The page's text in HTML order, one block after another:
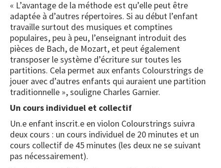
« L’avantage de la méthode est qu’elle peut être
adaptée à d’autres répertoires. Si au début l’enfant
travaille surtout des musiques et comptines
populaires, peu à peu, l’enseignant introduit des
pièces de Bach, de Mozart, et peut également
transposer le système d’écriture sur toutes les
partitions. Cela permet aux enfants Colourstrings de
jouer avec d’autres enfants qui auraient une partition
traditionnelle », souligne Charles Garnier.
Un cours individuel et collectif
Un.e enfant inscrit.e en violon Colourstrings suivra
deux cours : un cours individuel de 20 minutes et un
cours collectif de 45 minutes (les deux ne se suivant
pas nécessairement).